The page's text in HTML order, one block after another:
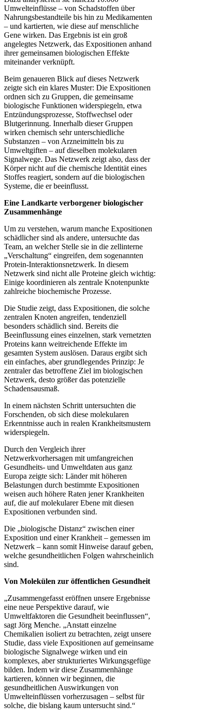
Umwelteinflüsse – von Schadstoffen über
Nahrungsbestandteile bis hin zu Medikamenten
– und kartierten, wie diese auf menschliche
Gene wirken. Das Ergebnis ist ein groß
angelegtes Netzwerk, das Expositionen anhand
ihrer gemeinsamen biologischen Effekte
miteinander verknüpft.
Beim genaueren Blick auf dieses Netzwerk
zeigte sich ein klares Muster: Die Expositionen
ordnen sich zu Gruppen, die gemeinsame
biologische Funktionen widerspiegeln, etwa
Entzündungsprozesse, Stoffwechsel oder
Blutgerinnung. Innerhalb dieser Gruppen
wirken chemisch sehr unterschiedliche
Substanzen – von Arzneimitteln bis zu
Umweltgiften – auf dieselben molekularen
Signalwege. Das Netzwerk zeigt also, dass der
Körper nicht auf die chemische Identität eines
Stoffes reagiert, sondern auf die biologischen
Systeme, die er beeinflusst.
Eine Landkarte verborgener biologischer
Zusammenhänge
Um zu verstehen, warum manche Expositionen
schädlicher sind als andere, untersuchte das
Team, an welcher Stelle sie in die zellinterne
„Verschaltung“ eingreifen, dem sogenannten
Protein-Interaktionsnetzwerk. In diesem
Netzwerk sind nicht alle Proteine gleich wichtig:
Einige koordinieren als zentrale Knotenpunkte
zahlreiche biochemische Prozesse.
Die Studie zeigt, dass Expositionen, die solche
zentralen Knoten angreifen, tendenziell
besonders schädlich sind. Bereits die
Beeinflussung eines einzelnen, stark vernetzten
Proteins kann weitreichende Effekte im
gesamten System auslösen. Daraus ergibt sich
ein einfaches, aber grundlegendes Prinzip: Je
zentraler das betroffene Ziel im biologischen
Netzwerk, desto größer das potenzielle
Schadensausmaß.
In einem nächsten Schritt untersuchten die
Forschenden, ob sich diese molekularen
Erkenntnisse auch in realen Krankheitsmustern
widerspiegeln.
Durch den Vergleich ihrer
Netzwerkvorhersagen mit umfangreichen
Gesundheits- und Umweltdaten aus ganz
Europa zeigte sich: Länder mit höheren
Belastungen durch bestimmte Expositionen
weisen auch höhere Raten jener Krankheiten
auf, die auf molekularer Ebene mit diesen
Expositionen verbunden sind.
Die „biologische Distanz“ zwischen einer
Exposition und einer Krankheit – gemessen im
Netzwerk – kann somit Hinweise darauf geben,
welche gesundheitlichen Folgen wahrscheinlich
sind.
Von Molekülen zur öffentlichen Gesundheit
„Zusammengefasst eröffnen unsere Ergebnisse
eine neue Perspektive darauf, wie
Umweltfaktoren die Gesundheit beeinflussen“,
sagt Jörg Menche. „Anstatt einzelne
Chemikalien isoliert zu betrachten, zeigt unsere
Studie, dass viele Expositionen auf gemeinsame
biologische Signalwege wirken und ein
komplexes, aber strukturiertes Wirkungsgefüge
bilden. Indem wir diese Zusammenhänge
kartieren, können wir beginnen, die
gesundheitlichen Auswirkungen von
Umwelteinflüssen vorherzusagen – selbst für
solche, die bislang kaum untersucht sind.“